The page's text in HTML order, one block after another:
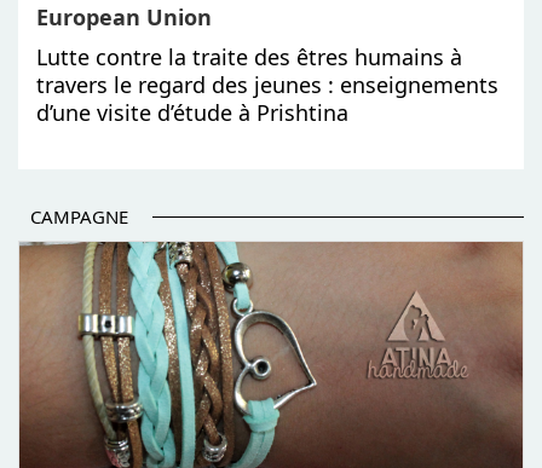
European Union
Lutte contre la traite des êtres humains à
travers le regard des jeunes : enseignements
d’une visite d’étude à Prishtina
CAMPAGNE